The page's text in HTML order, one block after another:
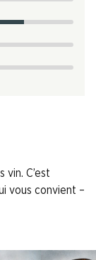
vin. C’est
vous convient –